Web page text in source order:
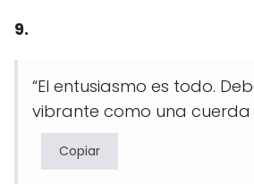
9.
“El entusiasmo es todo.
vibrante como una cuerda
Copiar